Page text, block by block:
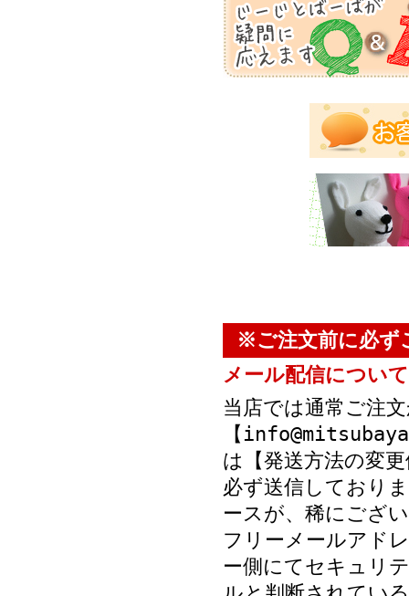
※ご注文前に必ず
メール配信につい
当店では通常ご注
【
は【発送方法の変
必ず送信しており
ースが、稀にござ
フリーメールアド
ー側にてセキュリ